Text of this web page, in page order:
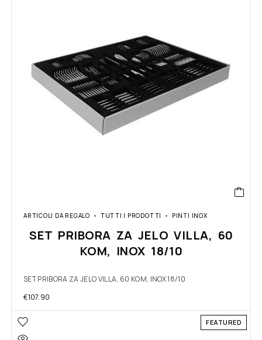
ARTICOLI DA REGALO TUTTI I PRODOTTI PINTI INOX
SET PRIBORA ZA JELO VILLA, 60
KOM, INOX 18/10
SET PRIBORA ZA JELO VILLA, 60 KOM, INOX 18/10
€107.90
FEATURED